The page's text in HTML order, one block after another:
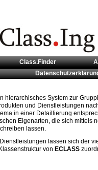
>> ECLASS
Class.Finder
hierarchisches System zur
und Dienstleistungen
in einer Detaillierung
Eigenarten, die sich mittels
lassen.
lassen sich der
von ECLASS